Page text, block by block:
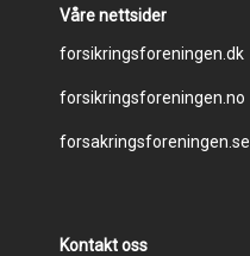
Våre nettsider
Footer
menu
forsikringsforeningen.dk
forsikringsforeningen.no
forsakringsforeningen.se
Kontakt oss